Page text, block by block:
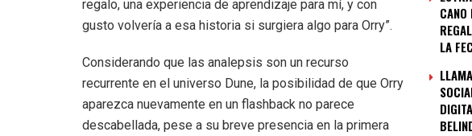
LA
regalo, una experiencia de aprendizaje para mí, y con
gusto volvería a esa historia si surgiera algo para Orry”.
Considerando que las analepsis son un recurso
recurrente en el universo Dune, la posibilidad de que Orry
aparezca nuevamente en un flashback no parece
descabellada, pese a su breve presencia en la primera